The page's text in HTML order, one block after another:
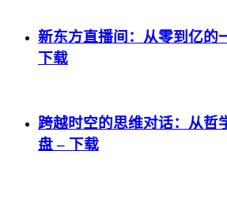
新东方直播间：从零到亿的
下载
跨越时空的思维对话：从哲
盘 – 下载